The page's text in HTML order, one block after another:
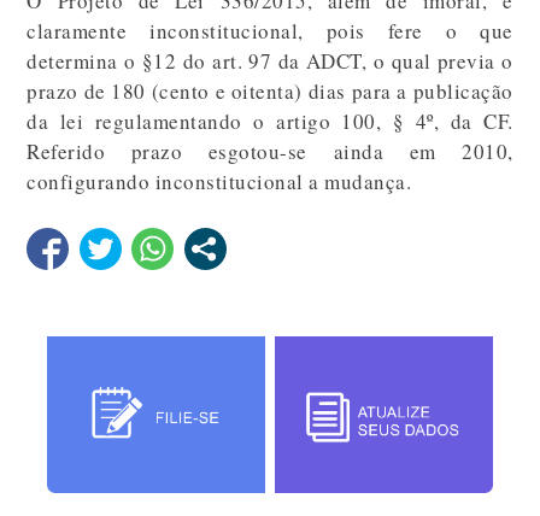
claramente inconstitucional, pois fere o que
determina o §12 do art. 97 da ADCT, o qual previa o
prazo de 180 (cento e oitenta) dias para a publicação
da lei regulamentando o artigo 100, § 4º, da CF.
Referido prazo esgotou-se ainda em 2010,
configurando inconstitucional a mudança.